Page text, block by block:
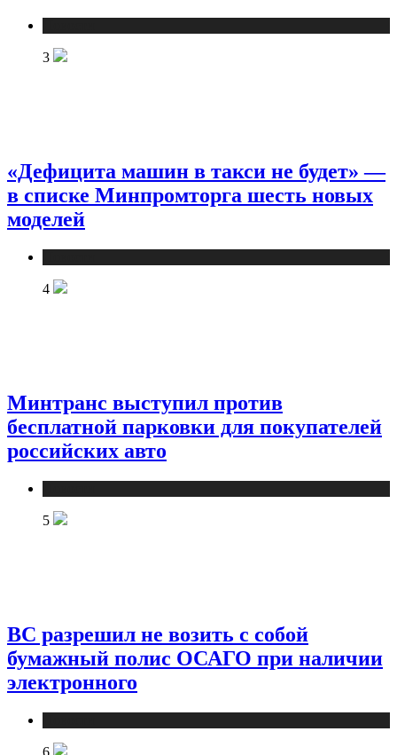
3
«Дефицита машин в такси не будет» —
в списке Минпромторга шесть новых
моделей
4
Минтранс выступил против
бесплатной парковки для покупателей
российских авто
5
ВС разрешил не возить с собой
бумажный полис ОСАГО при наличии
электронного